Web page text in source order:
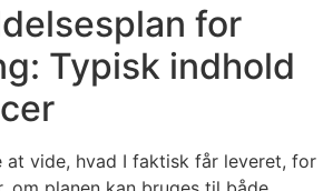
for
Typisk indhold
at vide, hvad I faktisk får leveret, for